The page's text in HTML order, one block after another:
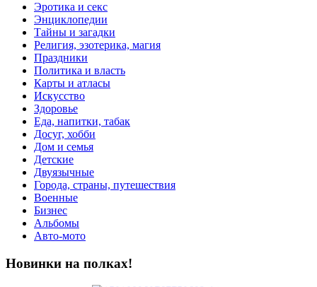
Эротика и секс
Энциклопедии
Тайны и загадки
Религия, эзотерика, магия
Праздники
Политика и власть
Карты и атласы
Искусство
Здоровье
Еда, напитки, табак
Досуг, хобби
Дом и семья
Детские
Двуязычные
Города, страны, путешествия
Военные
Бизнес
Альбомы
Авто-мото
Новинки на полках!